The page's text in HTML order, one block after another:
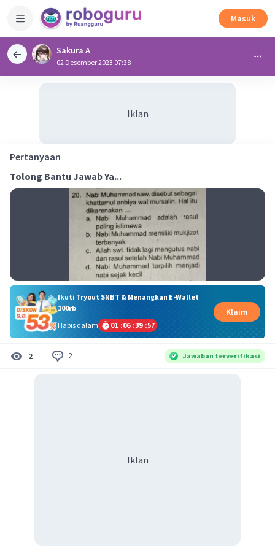
Masuk
Sakura A
02 Desember 2023 07:38
Iklan
Pertanyaan
Tolong Bantu Jawab Ya...
Ikuti Tryout SNBT & Menangkan E-Wallet
100rb
Habis dalam
01 :06 :39 :57
Klaim
2 2 Jawaban terverifikasi
Iklan